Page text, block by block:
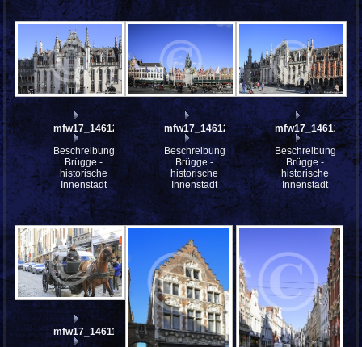
mfw17_146126
Beschreibung:
Brügge -
historische
Innenstadt
mfw17_146125
Beschreibung:
Brügge -
historische
Innenstadt
mfw17_146124
Beschreibung:
Brügge -
historische
Innenstadt
mfw17_146114